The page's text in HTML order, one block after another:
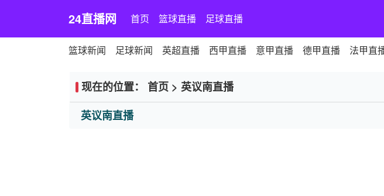
24直播网 首页 篮球直播 足球直播
篮球新闻 足球新闻 英超直播 西甲直播 意甲直播 德甲直播 法甲直
现在的位置： 首页 > 英议南直播
英议南直播